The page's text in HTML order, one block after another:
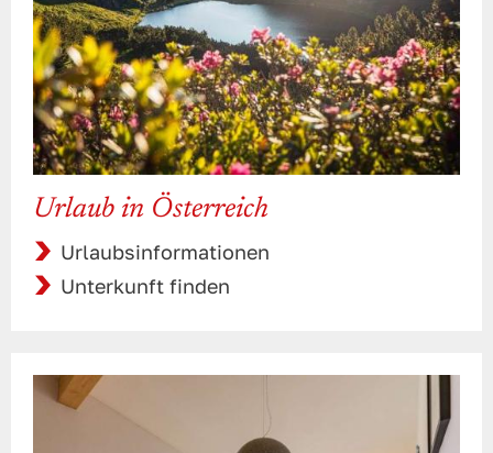
Urlaub in Österreich
Urlaubsinformationen
Unterkunft finden